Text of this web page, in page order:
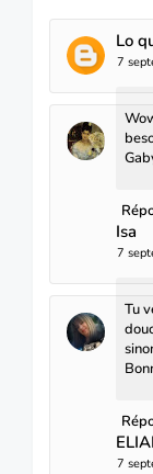
Lo
7
Isa
7
Tu
7